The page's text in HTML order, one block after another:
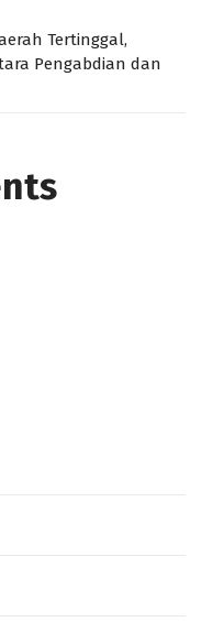
Tertinggal,
Pengabdian dan